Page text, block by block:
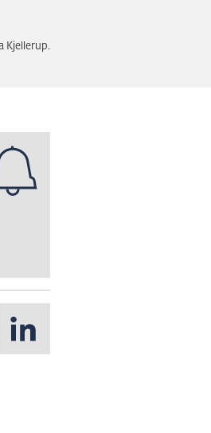
Kjellerup.